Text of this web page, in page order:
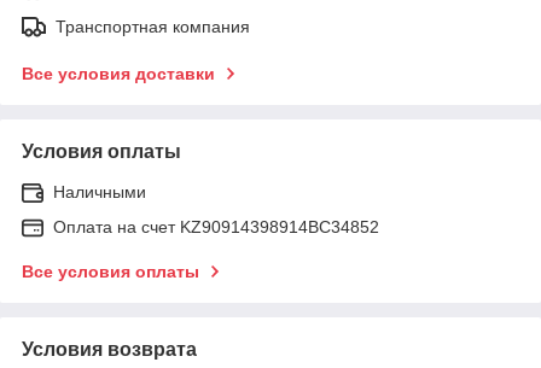
Транспортная компания
Все условия доставки
Условия оплаты
Наличными
Оплата на счет KZ90914398914ВС34852
Все условия оплаты
Условия возврата